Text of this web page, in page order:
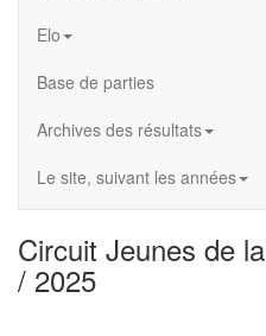
Elo
Base de parties
Archives des résultats
Le site, suivant les années
Circuit Jeunes de
/ 2025